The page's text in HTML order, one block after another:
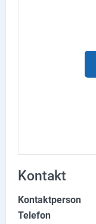
Kontakt
Kontaktperson
Telefon
Service
Branchen
Marken